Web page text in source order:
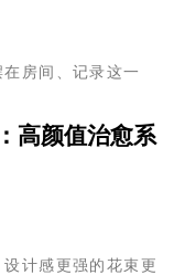
房间、记录这一
高颜值治愈系
计感更强的花束更